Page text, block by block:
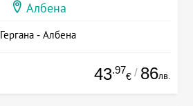
Албена
Гергана - Албена
43.97
€ / 86лв.